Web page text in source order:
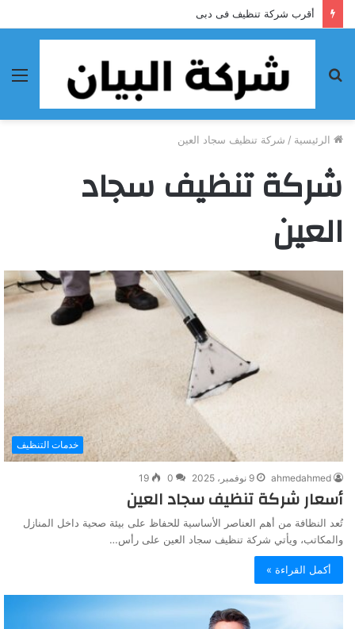
أقرب شركة تنظيف فى دبى
الرئيسية / شركة تنظيف سجاد العين
شركة تنظيف سجاد
العين
خدمات التنظيف
ahmedahmed 9 نوفمبر، 2025 0
19
أسعار شركة تنظيف سجاد العين
تُعد النظافة من أهم العناصر الأساسية للحفاظ على بيئة صحية داخل المنازل
والمكاتب، ويأتي شركة تنظيف سجاد العين على رأس…
أكمل القراءة »